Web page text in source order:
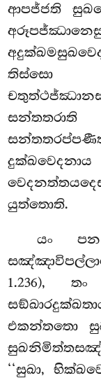
ආපජ්ජති
තිස්සො
යුත්තොති.
යං පන
1.236),
එකන්තතො
‘‘සුඛා,